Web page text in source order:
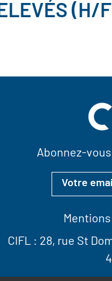
(H/
Abonnez-
CIFL : 28, rue St